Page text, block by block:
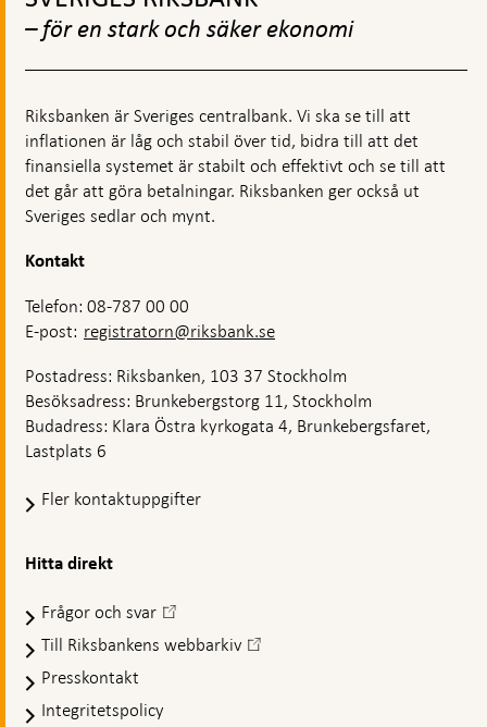
toppnavigation
– för en stark och säker ekonomi
Riksbanken är Sveriges centralbank. Vi ska se till att
inflationen är låg och stabil över tid, bidra till att det
finansiella systemet är stabilt och effektivt och se till att
det går att göra betalningar. Riksbanken ger också ut
Sveriges sedlar och mynt.
Kontakt
Telefon: 08-787 00 00
E-post: registratorn@riksbank.se
Postadress: Riksbanken, 103 37 Stockholm
Besöksadress: Brunkebergstorg 11, Stockholm
Budadress: Klara Östra kyrkogata 4, Brunkebergsfaret,
Lastplats 6
Fler kontaktuppgifter
Hitta direkt
Frågor och svar -
Öppnas
Till Riksbankens webbarkiv -
Presskontakt
Integritetspolicy